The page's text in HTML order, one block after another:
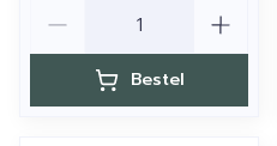
Bestel